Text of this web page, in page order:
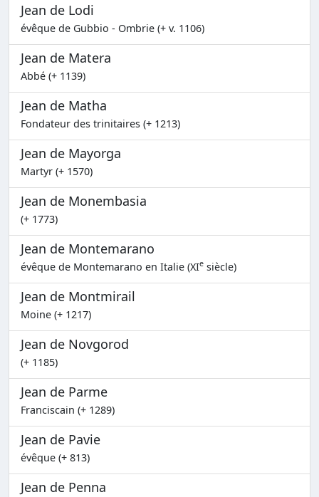
Jean de Lodi
évêque de Gubbio - Ombrie (+ v. 1106)
Jean de Matera
Abbé (+ 1139)
Jean de Matha
Fondateur des trinitaires (+ 1213)
Jean de Mayorga
Martyr (+ 1570)
Jean de Monembasia
(+ 1773)
Jean de Montemarano
évêque de Montemarano en Italie (XIe siècle)
Jean de Montmirail
Moine (+ 1217)
Jean de Novgorod
(+ 1185)
Jean de Parme
Franciscain (+ 1289)
Jean de Pavie
évêque (+ 813)
Jean de Penna